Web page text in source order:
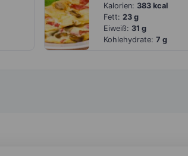
Kalorien: 383 kcal
Fett: 23 g
Eiweiß: 31 g
Kohlehydrate: 7 g